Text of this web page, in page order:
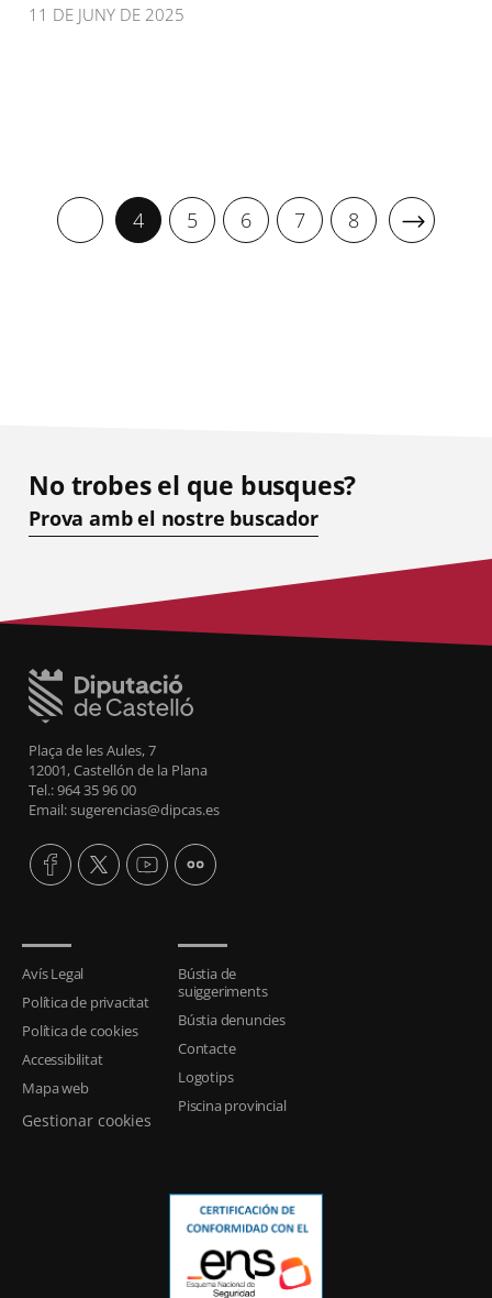
11 DE JUNY DE 2025
4 5 6 7 8
No trobes el que busques?
Prova amb el nostre buscador
Plaça de les Aules, 7
12001, Castellón de la Plana
Tel.: 964 35 96 00
Email: sugerencias@dipcas.es
Avís Legal
Política de privacitat
Política de cookies
Accessibilitat
Mapa web
Gestionar cookies
Bústia de
suiggeriments
Bústia denuncies
Contacte
Logotips
Piscina provincial